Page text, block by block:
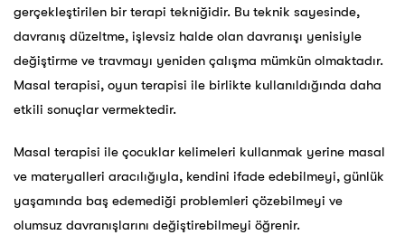
gerçekleştirilen bir terapi tekniğidir. Bu teknik sayesinde,
davranış düzeltme, işlevsiz halde olan davranışı yenisiyle
değiştirme ve travmayı yeniden çalışma mümkün olmaktadır.
Masal terapisi, oyun terapisi ile birlikte kullanıldığında daha
etkili sonuçlar vermektedir.
Masal terapisi ile çocuklar kelimeleri kullanmak yerine masal
ve materyalleri aracılığıyla, kendini ifade edebilmeyi, günlük
yaşamında baş edemediği problemleri çözebilmeyi ve
olumsuz davranışlarını değiştirebilmeyi öğrenir.